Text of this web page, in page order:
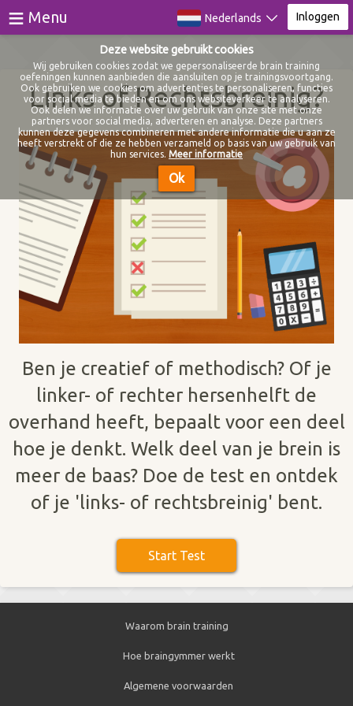
Games
Tests
Video Training
Nieuw
Blog
Over
Inloggen
Registreer
≡ Menu Nederlands Inloggen
Links of Rechtsbreinig?
Ben je creatief of methodisch? Of je
linker- of rechter hersenhelft de
overhand heeft, bepaalt voor een deel
hoe je denkt. Welk deel van je brein is
meer de baas? Doe de test en ontdek
of je 'links- of rechtsbreinig' bent.
Waarom brain training
Hoe braingymmer werkt
Algemene voorwaarden
Deze website gebruikt cookies
Wij gebruiken cookies zodat we gepersonaliseerde brain training
oefeningen kunnen aanbieden die aansluiten op je trainingsvoortgang.
Ook gebruiken we cookies om advertenties te personaliseren, functies
voor social media te bieden en om ons websiteverkeer te analyseren.
Ook delen we informatie over uw gebruik van onze site met onze
partners voor social media, adverteren en analyse. Deze partners
kunnen deze gegevens combineren met andere informatie die u aan ze
heeft verstrekt of die ze hebben verzameld op basis van uw gebruik van
hun services. Meer informatie
Ok